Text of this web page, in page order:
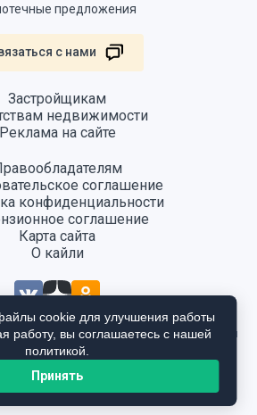
предложения
с нами
Застройщикам
недвижимости
Реклама на сайте
соглашение
конфиденциальности
соглашение
Карта сайта
О кайли
на сайте, не является публичной офертой
ознакомительных целях. Для получения
общайтесь в отдел продаж застройщика.
cookie для улучшения работы
работу, вы соглашаетесь с нашей
политикой.
Принять